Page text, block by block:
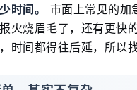
时间。 市面上常见的加
火烧眉毛了，还有更快
时间都得往后延，所以